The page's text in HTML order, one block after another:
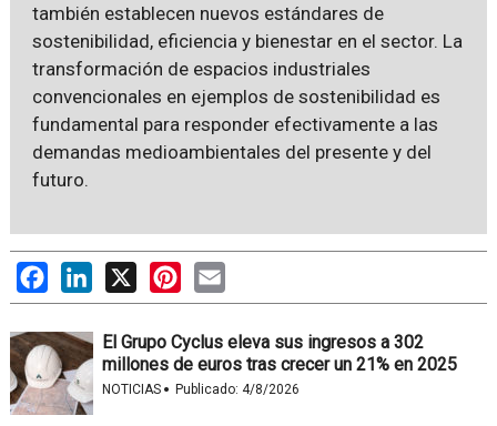
también establecen nuevos estándares de
sostenibilidad, eficiencia y bienestar en el sector. La
transformación de espacios industriales
convencionales en ejemplos de sostenibilidad es
fundamental para responder efectivamente a las
demandas medioambientales del presente y del
futuro.
FacebookLinkedIn
X PinterestEmail
El Grupo Cyclus eleva sus ingresos a 302
millones de euros tras crecer un 21% en 2025
NOTICIAS · Publicado: 4/8/2026